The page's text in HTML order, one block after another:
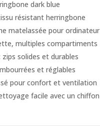
dark blue
résistant herringbone
matelassée pour ordinateur
multiples compartiments
zips solides et durables
et réglables
pour confort et ventilation
facile avec un chiffon